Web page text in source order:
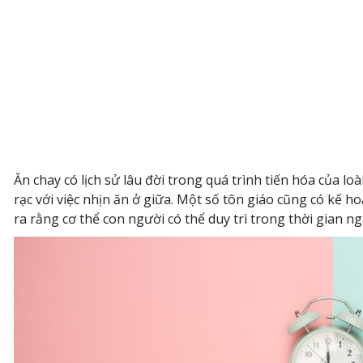
Ăn chay có lịch sử lâu đời trong quá trình tiến hóa của
rạc với việc nhịn ăn ở giữa. Một số tôn giáo cũng có kế
ra rằng cơ thể con người có thể duy trì trong thời gian